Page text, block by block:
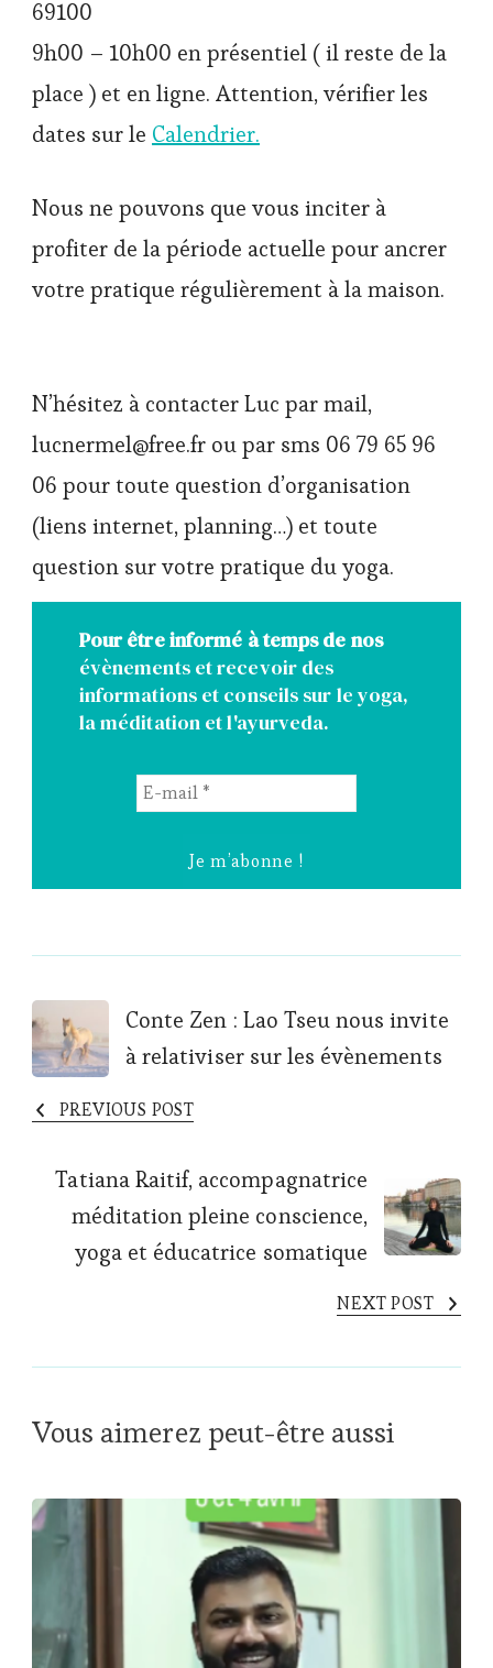
69100
9h00 – 10h00 en présentiel ( il reste de la
place ) et en ligne. Attention, vérifier les
dates sur le Calendrier.
Nous ne pouvons que vous inciter à
profiter de la période actuelle pour ancrer
votre pratique régulièrement à la maison.
N’hésitez à contacter Luc par mail,
lucnermel@free.fr ou par sms 06 79 65 96
06 pour toute question d’organisation
(liens internet, planning…) et toute
question sur votre pratique du yoga.
Pour être informé à temps de nos
évènements et recevoir des
informations et conseils sur le yoga,
la méditation et l'ayurveda.
*
Post
Navigation
Conte Zen : Lao Tseu nous invite
à relativiser sur les évènements
PREVIOUS POST
Tatiana Raitif, accompagnatrice
méditation pleine conscience,
yoga et éducatrice somatique
NEXT POST
Vous aimerez peut-être aussi